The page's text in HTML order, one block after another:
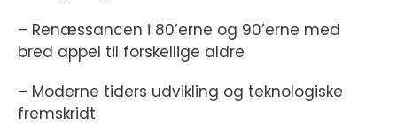
– Renæssancen i 80’erne og 90’erne med
bred appel til forskellige aldre
– Moderne tiders udvikling og teknologiske
fremskridt